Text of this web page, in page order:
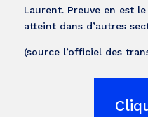
Laurent. Preuve en est
atteint dans d’autres
(source l’officiel des